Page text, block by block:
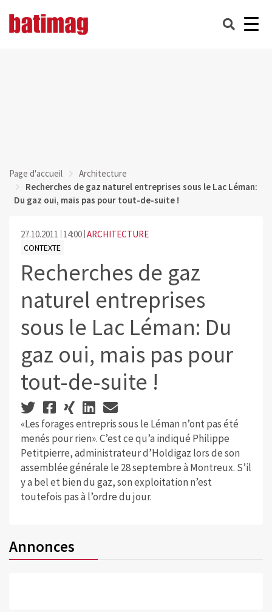
Page d'accueil
Architecture
Recherches de gaz naturel entreprises sous le Lac Léman:
Du gaz oui, mais pas pour tout-de-suite !
27.10.2011 14:00 ARCHITECTURE
CONTEXTE
Recherches de gaz
naturel entreprises
sous le Lac Léman: Du
gaz oui, mais pas pour
tout-de-suite !
«Les forages entrepris sous le Léman n’ont pas été
menés pour rien». C’est ce qu’a indiqué Philippe
Petitpierre, administrateur d’Holdigaz lors de son
assemblée générale le 28 septembre à Montreux. S’il
y a bel et bien du gaz, son exploitation n’est
toutefois pas à l’ordre du jour.
Annonces